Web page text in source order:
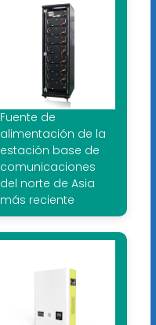
Fuente de
alimentación de la
estación base de
comunicaciones
del norte de Asia
más reciente